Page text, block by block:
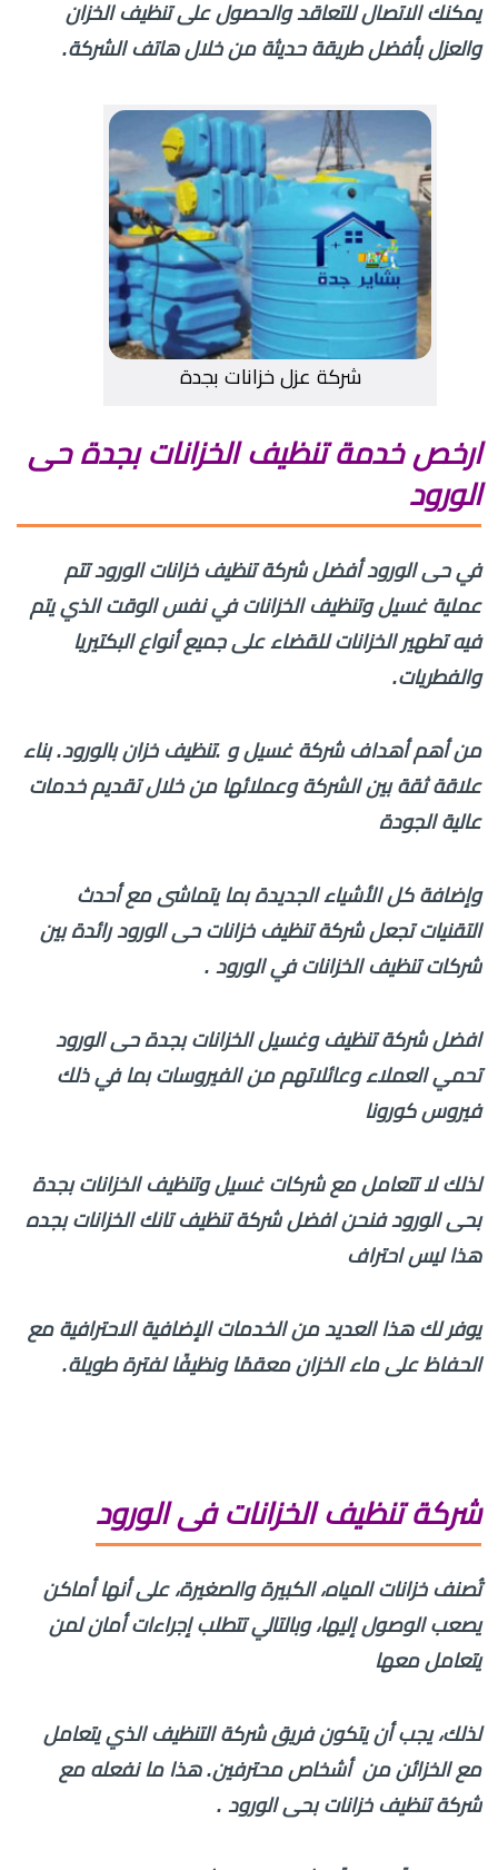
يمكنك الاتصال للتعاقد والحصول على تنظيف الخزان
والعزل بأفضل طريقة حديثة من خلال هاتف الشركة.
شركة عزل خزانات بجدة
ارخص خدمة تنظيف الخزانات بجدة حى
الورود
في حى الورود أفضل شركة تنظيف خزانات الورود تتم
عملية غسيل وتنظيف الخزانات في نفس الوقت الذي يتم
فيه تطهير الخزانات للقضاء على جميع أنواع البكتيريا
والفطريات.
من أهم أهداف شركة غسيل و .تنظيف خزان بالورود. بناء
علاقة ثقة بين الشركة وعملائها من خلال تقديم خدمات
عالية الجودة
وإضافة كل الأشياء الجديدة بما يتماشى مع أحدث
التقنيات تجعل شركة تنظيف خزانات حى الورود رائدة بين
شركات تنظيف الخزانات في الورود .
افضل شركة تنظيف وغسيل الخزانات بجدة حى الورود
تحمي العملاء وعائلاتهم من الفيروسات بما في ذلك
فيروس كورونا
لذلك لا تتعامل مع شركات غسيل وتنظيف الخزانات بجدة
بحى الورود فنحن افضل شركة تنظيف تانك الخزانات بجده
هذا ليس احتراف
يوفر لك هذا العديد من الخدمات الإضافية الاحترافية مع
الحفاظ على ماء الخزان معقمًا ونظيفًا لفترة طويلة.
شركة تنظيف الخزانات فى الورود
تُصنف خزانات المياه، الكبيرة والصغيرة، على أنها أماكن
يصعب الوصول إليها، وبالتالي تتطلب إجراءات أمان لمن
يتعامل معها
لذلك، يجب أن يتكون فريق شركة التنظيف الذي يتعامل
مع الخزائن من أشخاص محترفين. هذا ما نفعله مع
شركة تنظيف خزانات بحى الورود .